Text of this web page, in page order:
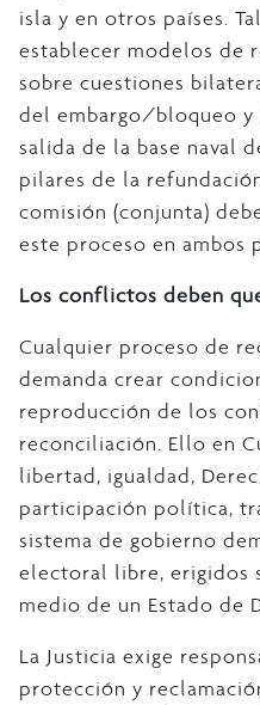
isla y en otros países.
establecer modelos de
sobre cuestiones
del embargo/bloqueo y
salida de la base naval
pilares de la
comisión (conjunta)
este proceso en ambos
Los conflictos deben
Cualquier proceso de
demanda crear
reproducción de los
reconciliación. Ello en
libertad, igualdad,
participación política,
sistema de gobierno
electoral libre, erigidos
medio de un Estado de
La Justicia exige
protección y